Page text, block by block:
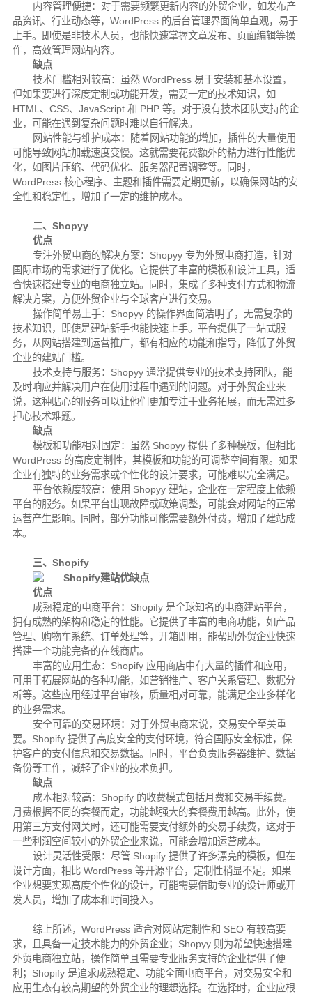
内容管理便捷：对于需要频繁更新内容的外贸企业，如发布产
品资讯、行业动态等，WordPress 的后台管理界面简单直观，易于
上手。即使是非技术人员，也能快速掌握文章发布、页面编辑等操
作，高效管理网站内容。
缺点
技术门槛相对较高：虽然 WordPress 易于安装和基本设置，
但如果要进行深度定制或功能开发，需要一定的技术知识，如
HTML、CSS、JavaScript 和 PHP 等。对于没有技术团队支持的企
业，可能在遇到复杂问题时难以自行解决。
网站性能与维护成本：随着网站功能的增加，插件的大量使用
可能导致网站加载速度变慢。这就需要花费额外的精力进行性能优
化，如图片压缩、代码优化、服务器配置调整等。同时，
WordPress 核心程序、主题和插件需要定期更新，以确保网站的安
全性和稳定性，增加了一定的维护成本。
二、Shopyy
优点
专注外贸电商的解决方案：Shopyy 专为外贸电商打造，针对
国际市场的需求进行了优化。它提供了丰富的模板和设计工具，适
合快速搭建专业的电商独立站。同时，集成了多种支付方式和物流
解决方案，方便外贸企业与全球客户进行交易。
操作简单易上手：Shopyy 的操作界面简洁明了，无需复杂的
技术知识，即使是建站新手也能快速上手。平台提供了一站式服
务，从网站搭建到运营推广，都有相应的功能和指导，降低了外贸
企业的建站门槛。
技术支持与服务：Shopyy 通常提供专业的技术支持团队，能
及时响应并解决用户在使用过程中遇到的问题。对于外贸企业来
说，这种贴心的服务可以让他们更加专注于业务拓展，而无需过多
担心技术难题。
缺点
模板和功能相对固定：虽然 Shopyy 提供了多种模板，但相比
WordPress 的高度定制性，其模板和功能的可调整空间有限。如果
企业有独特的业务需求或个性化的设计要求，可能难以完全满足。
平台依赖度较高：使用 Shopyy 建站，企业在一定程度上依赖
平台的服务。如果平台出现故障或政策调整，可能会对网站的正常
运营产生影响。同时，部分功能可能需要额外付费，增加了建站成
本。
三、Shopify
优点
成熟稳定的电商平台：Shopify 是全球知名的电商建站平台，
拥有成熟的架构和稳定的性能。它提供了丰富的电商功能，如产品
管理、购物车系统、订单处理等，开箱即用，能帮助外贸企业快速
搭建一个功能完备的在线商店。
丰富的应用生态：Shopify 应用商店中有大量的插件和应用，
可用于拓展网站的各种功能，如营销推广、客户关系管理、数据分
析等。这些应用经过平台审核，质量相对可靠，能满足企业多样化
的业务需求。
安全可靠的交易环境：对于外贸电商来说，交易安全至关重
要。Shopify 提供了高度安全的支付环境，符合国际安全标准，保
护客户的支付信息和交易数据。同时，平台负责服务器维护、数据
备份等工作，减轻了企业的技术负担。
缺点
成本相对较高：Shopify 的收费模式包括月费和交易手续费。
月费根据不同的套餐而定，功能越强大的套餐费用越高。此外，使
用第三方支付网关时，还可能需要支付额外的交易手续费，这对于
一些利润空间较小的外贸企业来说，可能会增加运营成本。
设计灵活性受限：尽管 Shopify 提供了许多漂亮的模板，但在
设计方面，相比 WordPress 等开源平台，定制性稍显不足。如果
企业想要实现高度个性化的设计，可能需要借助专业的设计师或开
发人员，增加了成本和时间投入。
综上所述，WordPress 适合对网站定制性和 SEO 有较高要
求，且具备一定技术能力的外贸企业；Shopyy 则为希望快速搭建
外贸电商独立站，操作简单且需要专业服务支持的企业提供了便
利；Shopify 是追求成熟稳定、功能全面电商平台，对交易安全和
应用生态有较高期望的外贸企业的理想选择。在选择时，企业应根